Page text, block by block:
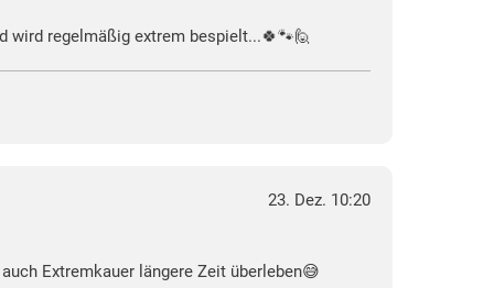
wird regelmäßig extrem bespielt...🍀🐾🙋
23. Dez. 10:20
Extremkauer längere Zeit überleben😅